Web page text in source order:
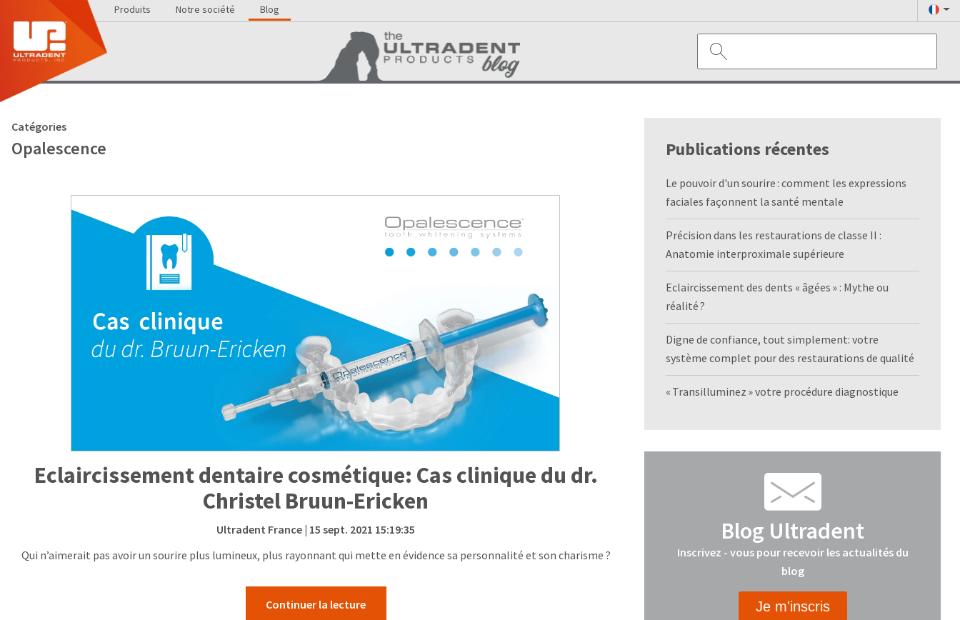
Produits Notre société Blog
Catégories
Opalescence
Eclaircissement dentaire cosmétique: Cas clinique du dr.
Christel Bruun-Ericken
Ultradent France| 15 sept. 2021 15:19:35
Qui n’aimerait pas avoir un sourire plus lumineux, plus rayonnant qui mette en évidence sa personnalité et son charisme ?
Continuer la lecture
Publications récentes
Le pouvoir d'un sourire : comment les expressions
faciales façonnent la santé mentale
Précision dans les restaurations de classe II :
Anatomie interproximale supérieure
Eclaircissement des dents « âgées » : Mythe ou
réalité ?
Digne de confiance, tout simplement: votre
système complet pour des restaurations de qualité
« Transilluminez » votre procédure diagnostique
Blog Ultradent
Inscrivez - vous pour recevoir les actualités du
blog
Je m'inscris